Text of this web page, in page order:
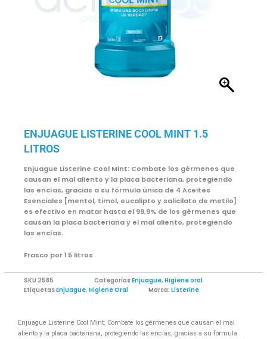
ENJUAGUE LISTERINE COOL MINT 1.5
LITROS
Enjuague Listerine Cool Mint: Combate los gérmenes que
causan el mal aliento y la placa bacteriana, protegiendo
las encías, gracias a su fórmula única de 4 Aceites
Esenciales [mentol, timol, eucalipto y salicilato de metilo]
es efectivo en matar hasta el 99,9% de los gérmenes que
causan la placa bacteriana y el mal aliento, protegiendo
las encías.
Frasco por 1.5 litros
SKU 2585 CategoríasEnjuague, Higiene oral
EtiquetasEnjuague, Higiene Oral Marca: Listerine
Enjuague Listerine Cool Mint: Combate los gérmenes que causan el mal
aliento y la placa bacteriana, protegiendo las encías, gracias a su fórmula